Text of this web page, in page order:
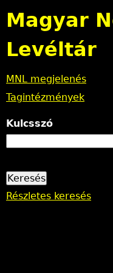
Magyar
Levéltár
Kulcsszó
Részletes keresés
MNL megjelenés
Tagintézmények